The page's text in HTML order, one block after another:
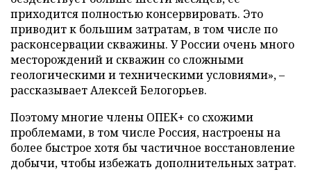
приходится полностью консервировать. Это
приводит к большим затратам, в том числе по
расконсервации скважины. У России очень много
месторождений и скважин со сложными
геологическими и техническими условиями», –
рассказывает Алексей Белогорьев.
Поэтому многие члены ОПЕК+ со схожими
проблемами, в том числе Россия, настроены на
более быстрое хотя бы частичное восстановление
добычи, чтобы избежать дополнительных затрат.